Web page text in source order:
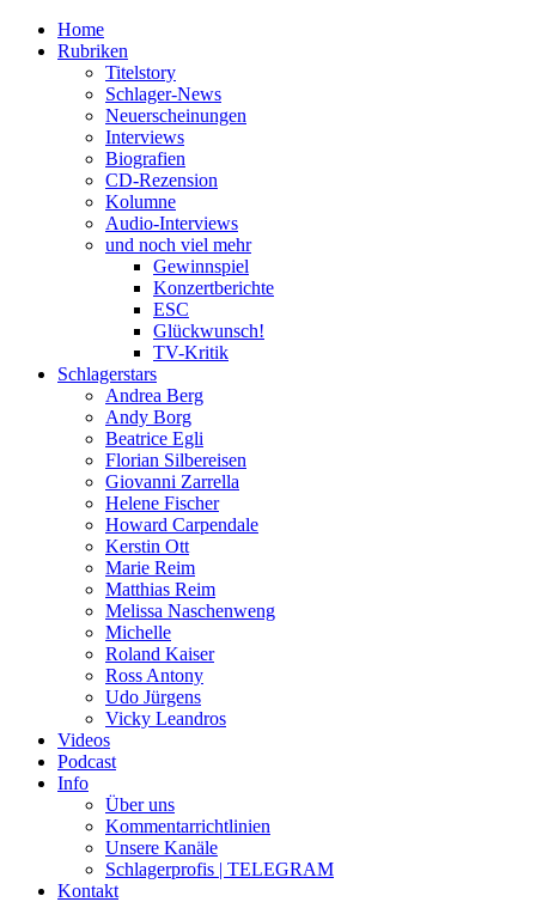
Home
Rubriken
Titelstory
Schlager-News
Neuerscheinungen
Interviews
Biografien
CD-Rezension
Kolumne
Audio-Interviews
und noch viel mehr
Gewinnspiel
Konzertberichte
ESC
Glückwunsch!
TV-Kritik
Schlagerstars
Andrea Berg
Andy Borg
Beatrice Egli
Florian Silbereisen
Giovanni Zarrella
Helene Fischer
Howard Carpendale
Kerstin Ott
Marie Reim
Matthias Reim
Melissa Naschenweng
Michelle
Roland Kaiser
Ross Antony
Udo Jürgens
Vicky Leandros
Videos
Podcast
Info
Über uns
Kommentarrichtlinien
Unsere Kanäle
Schlagerprofis | TELEGRAM
Kontakt